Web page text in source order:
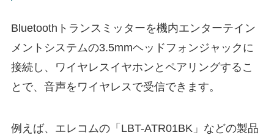
Bluetoothトランスミッターを機内エンターテイン
メントシステムの3.5mmヘッドフォンジャックに
接続し、ワイヤレスイヤホンとペアリングするこ
とで、音声をワイヤレスで受信できます。​
例えば、エレコムの「LBT-ATR01BK」などの製品